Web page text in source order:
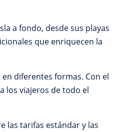
a fondo, desde sus playas
que enriquecen la
diferentes formas. Con el
los viajeros de todo el
las tarifas estándar y las